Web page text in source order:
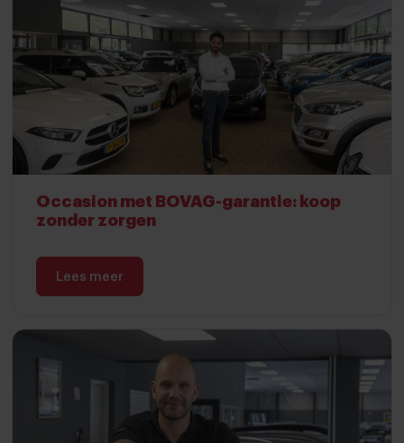
Occasion met BOVAG-garantie: koop
zonder zorgen
Lees meer